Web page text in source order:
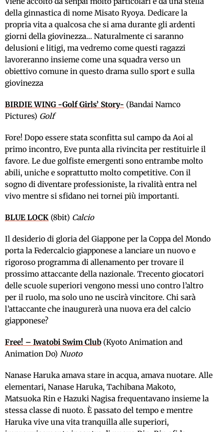
della ginnastica di nome Misato Ryoya. Dedicare la
propria vita a qualcosa che si ama durante gli ardenti
giorni della giovinezza… Naturalmente ci saranno
delusioni e litigi, ma vedremo come questi ragazzi
lavoreranno insieme come una squadra verso un
obiettivo comune in questo drama sullo sport e sulla
giovinezza
BIRDIE WING -Golf Girls’ Story- (Bandai Namco
Pictures) Golf
Fore! Dopo essere stata sconfitta sul campo da Aoi al
primo incontro, Eve punta alla rivincita per restituirle il
favore. Le due golfiste emergenti sono entrambe molto
abili, uniche e soprattutto molto competitive. Con il
sogno di diventare professioniste, la rivalità entra nel
vivo mentre si sfidano nei tornei più importanti.
BLUE LOCK (8bit) Calcio
Il desiderio di gloria del Giappone per la Coppa del Mondo
porta la Federcalcio giapponese a lanciare un nuovo e
rigoroso programma di allenamento per trovare il
prossimo attaccante della nazionale. Trecento giocatori
delle scuole superiori vengono messi uno contro l’altro
per il ruolo, ma solo uno ne uscirà vincitore. Chi sarà
l’attaccante che inaugurerà una nuova era del calcio
giapponese?
Free! – Iwatobi Swim Club (Kyoto Animation and
Animation Do) Nuoto
Nanase Haruka amava stare in acqua, amava nuotare. Alle
elementari, Nanase Haruka, Tachibana Makoto,
Matsuoka Rin e Hazuki Nagisa frequentavano insieme la
stessa classe di nuoto. È passato del tempo e mentre
Haruka vive una vita tranquilla alle superiori,